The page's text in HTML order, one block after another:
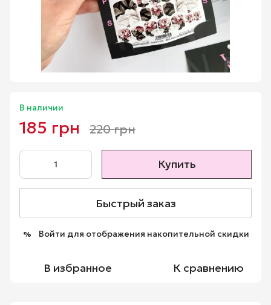
В наличии
185 грн 220 грн
Купить
Быстрый заказ
% Войти для отображения накопительной скидки
В избранное К сравнению